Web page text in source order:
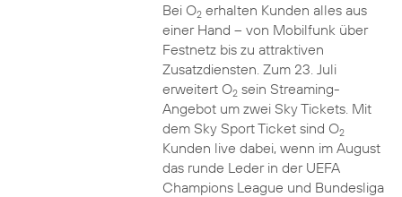
Bei O2erhalten Kunden alles aus
einer Hand – von Mobilfunk über
Festnetz bis zu attraktiven
Zusatzdiensten. Zum 23. Juli
erweitert O2sein Streaming-
Angebot um zwei Sky Tickets. Mit
dem Sky Sport Ticket sind O2
Kunden live dabei, wenn im August
das runde Leder in der UEFA
Champions League und Bundesliga